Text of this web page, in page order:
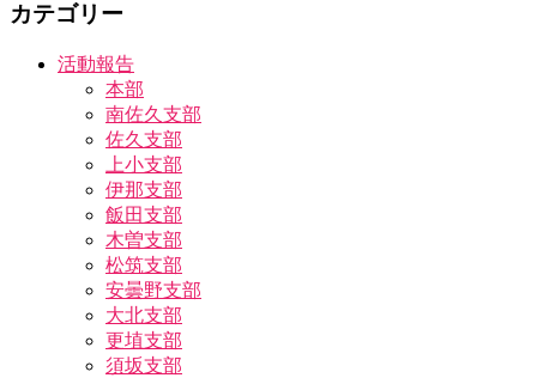
カテゴリー
活動報告
本部
南佐久支部
佐久支部
上小支部
伊那支部
飯田支部
木曽支部
松筑支部
安曇野支部
大北支部
更埴支部
須坂支部